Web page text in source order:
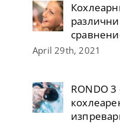
April 29th, 2021
RONDO